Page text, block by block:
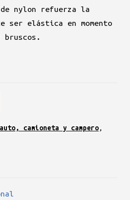
nylon refuerza la
elástica en momento
camioneta y campero,